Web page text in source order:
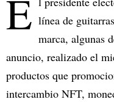
E línea de
marca, algunas
anuncio, realizado el
productos que
intercambio NFT,